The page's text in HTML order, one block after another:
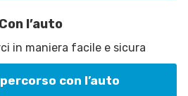
Con l’auto
in maniera facile e sicura
con l’auto